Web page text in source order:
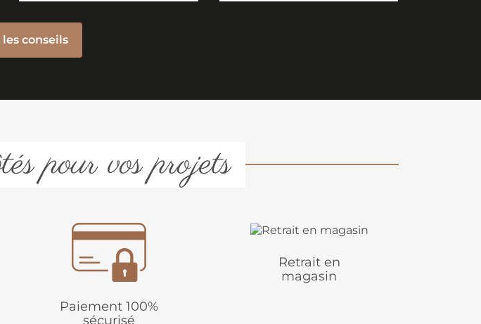
conseils
pour vos projets
Paiement 100%
sécurisé
Retrait en
magasin